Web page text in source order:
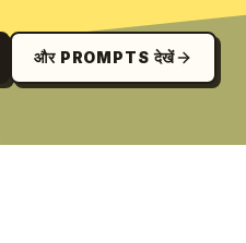
और PROMPTS देखें